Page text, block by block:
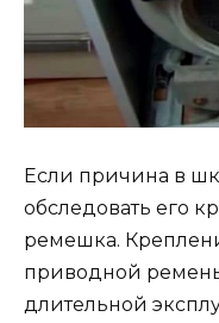
Если причина в
обследовать его
ремешка.
приводной ремень
длительной